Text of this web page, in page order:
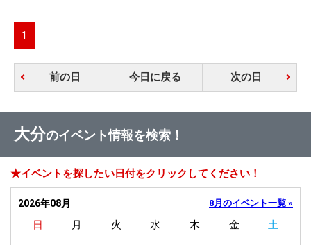
1
前の日 今日に戻る 次の日
大分のイベント情報を検索！
★イベントを探したい日付をクリックしてください！
2026年08月 8月のイベント一覧 »
日 月 火 水 木 金 土